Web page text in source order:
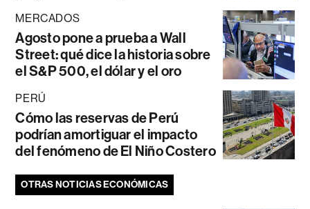
MERCADOS
Agosto pone a prueba a Wall
Street: qué dice la historia sobre
el S&P 500, el dólar y el oro
PERÚ
Cómo las reservas de Perú
podrían amortiguar el impacto
del fenómeno de El Niño Costero
OTRAS NOTICIAS ECONÓMICAS